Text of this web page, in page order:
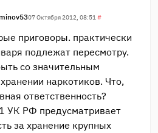
07 Октября 2012, 08:51#
приговоры. практически
подлежат пересмотру.
со значительным
наркотиков. Что,
ответственность?
УК РФ предусматривает
за хранение крупных